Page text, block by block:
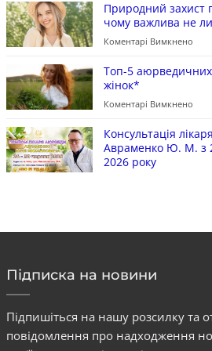
Природний захист
чому важлива не
Коментарі Вимкнено
Топ-5
жінок*
Коментарі Вимкнено
Консультація
Авраменко Ю. М. з
2026 року
Підписка на новини
Підпишіться на нашу розсилку та
повідомлення про надходження